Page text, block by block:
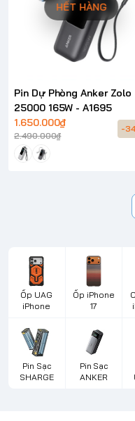
HẾT HÀNG
Pin Dự Phòng Anker Zolo
25000 165W - A1695
1.650.000₫
2.490.000₫
-
Ốp UAG
iPhone
Ốp iPhone
17
Pin Sạc
SHARGE
Pin Sạc
ANKER